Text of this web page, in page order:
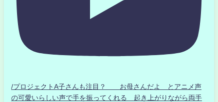
/プロジェクトA子さんも注目？ お母さんだよ とアニメ声
の可愛いらしい声で手を振ってくれる 起き上がりながら両手